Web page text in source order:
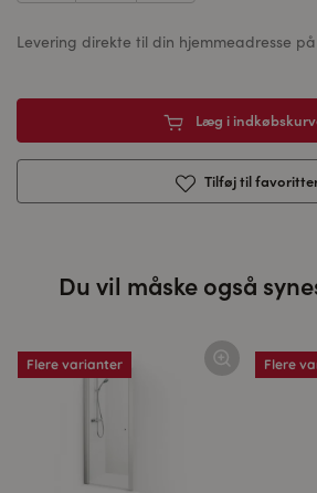
Levering direkte til din hjemmeadresse
Læg i
Tilføj til
Du vil måske også
Flere varianter Flere